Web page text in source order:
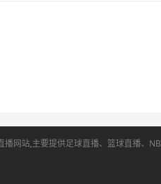
网站,主要提供足球直播、篮球直播、